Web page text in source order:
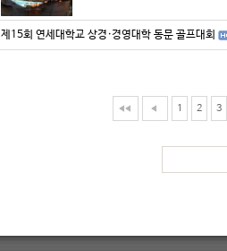
제15회 연세대학교 상경·경영대학 동문 골프대회
1 2 3